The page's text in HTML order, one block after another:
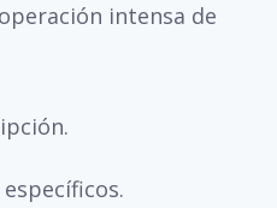
intensa de